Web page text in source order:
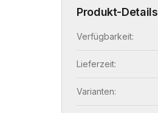
Produkt-Details
Verfügbarkeit:
Lieferzeit:
Varianten: